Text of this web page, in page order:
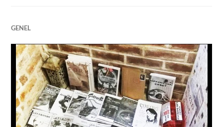
GENEL